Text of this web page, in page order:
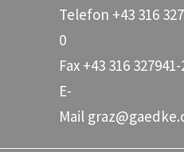
Telefon +43 316
0
Fax +43 316
E-
Mail